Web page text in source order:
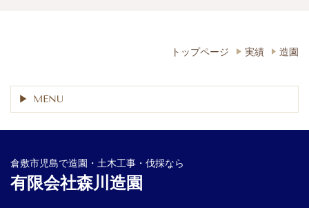
トップページ 実績 造園
MENU
倉敷市児島で造園・土木工事・伐採なら
有限会社森川造園